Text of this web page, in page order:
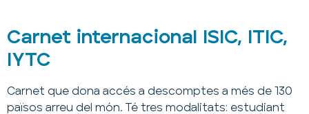
Carnet internacional ISIC, ITIC,
IYTC
Carnet que dona accés a descomptes a més de 130
països arreu del món. Té tres modalitats: estudiant